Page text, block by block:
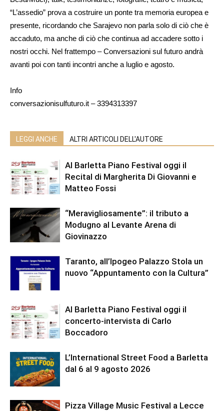
“L’assedio” prova a costruire un ponte tra memoria europea e
presente, ricordando che Sarajevo non parla solo di ciò che è
accaduto, ma anche di ciò che continua ad accadere sotto i
nostri occhi. Nel frattempo – Conversazioni sul futuro andrà
avanti poi con tanti incontri anche a luglio e agosto.
Info
conversazionisulfuturo.it – 3394313397
LEGGI ANCHE ALTRI ARTICOLI DELL'AUTORE
Al Barletta Piano Festival oggi il
Recital di Margherita Di Giovanni e
Matteo Fossi
“Meravigliosamente”: il tributo a
Modugno al Levante Arena di
Giovinazzo
Taranto, all’Ipogeo Palazzo Stola un
nuovo “Appuntamento con la Cultura”
Al Barletta Piano Festival oggi il
concerto-intervista di Carlo
Boccadoro
L’International Street Food a Barletta
dal 6 al 9 agosto 2026
Pizza Village Music Festival a Lecce